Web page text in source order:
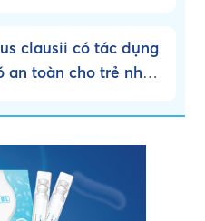
clausii có tác dụng
an toàn cho trẻ nhỏ